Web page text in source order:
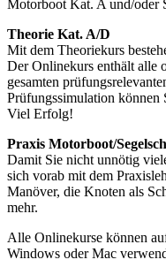
Motorboot Kat. A und/oder
Theorie Kat. A/D
Mit dem Theoriekurs
Der Onlinekurs enthält alle
gesamten
Prüfungssimulation können
Viel Erfolg!
Praxis Motorboot/
Damit Sie nicht unnötig
sich vorab mit dem
Manöver, die Knoten als
mehr.
Alle Onlinekurse können
Windows oder Mac